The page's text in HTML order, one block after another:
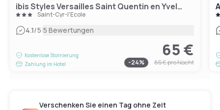
ibis Styles Versailles Saint Quentin en Yvelines
Saint-Cyr-l'École
4.1/5|5 Bewertungen
Kostenlose Stornierung
Zahlung im Hotel
65 €
-24% 85 €pro Nacht
Verschenken Sie einen Tag ohne Zeit